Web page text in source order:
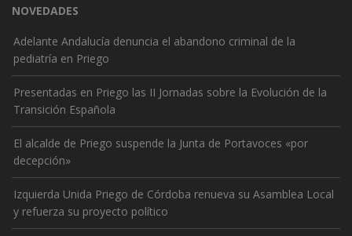
NOVEDADES
Adelante Andalucía denuncia el abandono criminal de la
pediatría en Priego
Presentadas en Priego las II Jornadas sobre la Evolución de la
Transición Española
El alcalde de Priego suspende la Junta de Portavoces «por
decepción»
Izquierda Unida Priego de Córdoba renueva su Asamblea Local
y refuerza su proyecto político